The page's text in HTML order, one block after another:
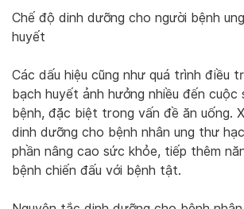
Chế độ dinh dưỡng cho người bệnh
huyết
Các dấu hiệu cũng như quá trình điều
bạch huyết ảnh hưởng nhiều đến cuộc
bệnh, đặc biệt trong vấn đề ăn uống.
dinh dưỡng cho bệnh nhân ung thư
phần nâng cao sức khỏe, tiếp thêm
bệnh chiến đấu với bệnh tật.